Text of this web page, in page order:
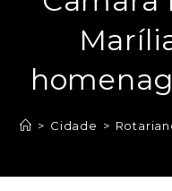
> Cidade >